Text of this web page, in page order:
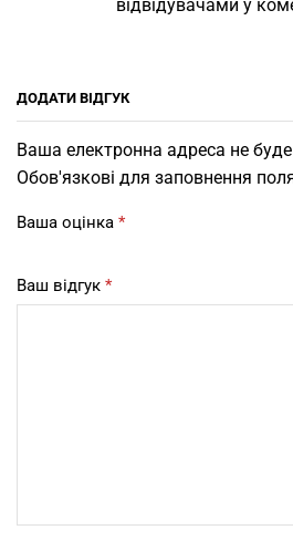
відвідувачами у
ДОДАТИ ВІДГУК
Ваша електронна адреса не
Обов'язкові для заповнення
Ваша оцінка *
Ваш відгук *